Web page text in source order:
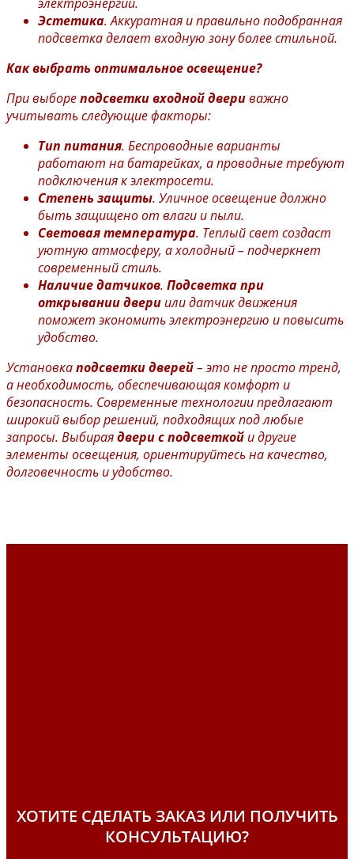
Эстетика. Аккуратная и правильно подобранная
подсветка делает входную зону более стильной.
Как выбрать оптимальное освещение?
При выбореподсветки входной двериважно
учитывать следующие факторы:
Тип питания. Беспроводные варианты
работают на батарейках, а проводные требуют
подключения к электросети.
Степень защиты. Уличное освещение должно
быть защищено от влаги и пыли.
Световая температура. Теплый свет создаст
уютную атмосферу, а холодный – подчеркнет
современный стиль.
Наличие датчиков. Подсветка при
открывании двери или датчик движения
поможет экономить электроэнергию и повысить
удобство.
Установкаподсветки дверей– это не просто тренд,
а необходимость, обеспечивающая комфорт и
безопасность. Современные технологии предлагают
широкий выбор решений, подходящих под любые
запросы. Выбираядвери с подсветкой и другие
элементы освещения, ориентируйтесь на качество,
долговечность и удобство.
ХОТИТЕ СДЕЛАТЬ ЗАКАЗ ИЛИ ПОЛУЧИТЬ
КОНСУЛЬТАЦИЮ?